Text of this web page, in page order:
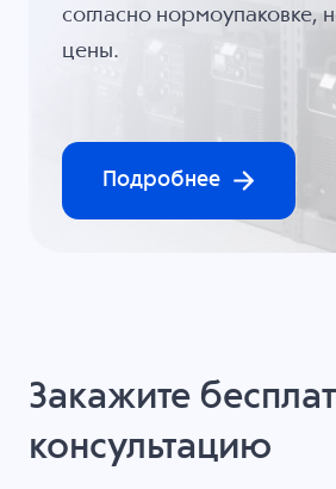
согласно нормоупаковке,
цены.
Подробнее
Закажите
консультацию